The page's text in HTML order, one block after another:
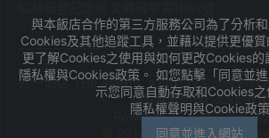
Women's Sauna
The women's sauna will be closed from
(Monday) to October 16 (Friday), 2026
dailyafter 6:00 PMduring this period.
與本飯店合作的第三方服務公司為了分析
Cookies及其他追蹤工具，並藉以提供更優
更了解Cookies之使用與如何更改Cookies的
隱私權與Cookies政策。 如您點擊「同意並
示您同意自動存取和Cookies之
隱私權聲明與Cookie政策
同意並進入網站
然一酒店 THE AMNIS, a Luxury Collection
隱私權聲明與Cookie政策
Powered by曜通資訊有限
© 2014-2026 All Rights